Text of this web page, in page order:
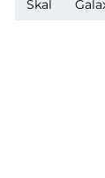
Skal